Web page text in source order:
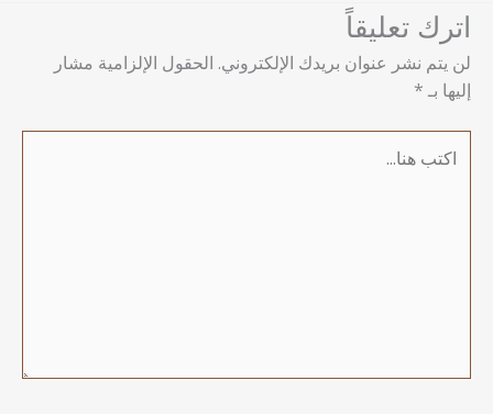
اترك تعليقاً
لن يتم نشر عنوان بريدك الإلكتروني. الحقول الإلزامية مشار
إليها بـ *
هنا...